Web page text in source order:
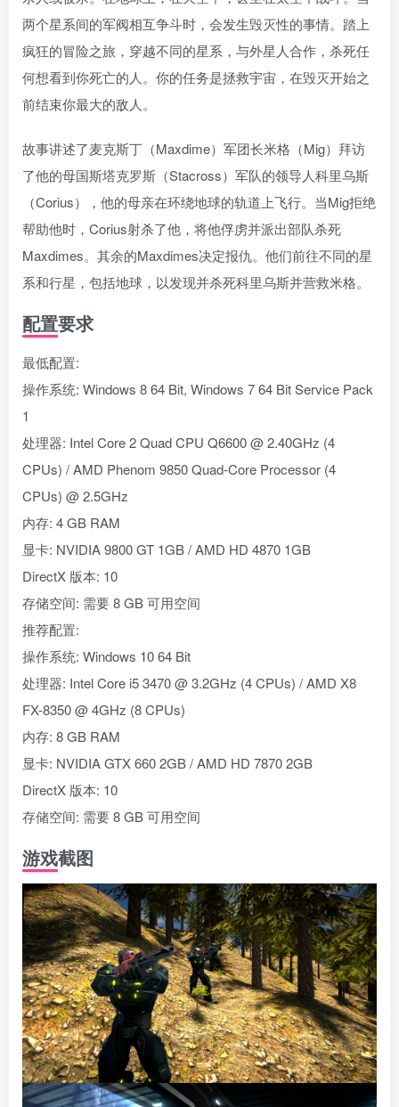
两个星系间的军阀相互争斗时，会发生毁灭性的事情。踏上
疯狂的冒险之旅，穿越不同的星系，与外星人合作，杀死任
何想看到你死亡的人。你的任务是拯救宇宙，在毁灭开始之
前结束你最大的敌人。
故事讲述了麦克斯丁（Maxdime）军团长米格（Mig）拜访
了他的母国斯塔克罗斯（Stacross）军队的领导人科里乌斯
（Corius），他的母亲在环绕地球的轨道上飞行。当Mig拒绝
帮助他时，Corius射杀了他，将他俘虏并派出部队杀死
Maxdimes。其余的Maxdimes决定报仇。他们前往不同的星
系和行星，包括地球，以发现并杀死科里乌斯并营救米格。
配置要求
最低配置:
操作系统: Windows 8 64 Bit, Windows 7 64 Bit Service Pack
1
处理器: Intel Core 2 Quad CPU Q6600 @ 2.40GHz (4
CPUs) / AMD Phenom 9850 Quad-Core Processor (4
CPUs) @ 2.5GHz
内存: 4 GB RAM
显卡: NVIDIA 9800 GT 1GB / AMD HD 4870 1GB
DirectX 版本: 10
存储空间: 需要 8 GB 可用空间
推荐配置:
操作系统: Windows 10 64 Bit
处理器: Intel Core i5 3470 @ 3.2GHz (4 CPUs) / AMD X8
FX-8350 @ 4GHz (8 CPUs)
内存: 8 GB RAM
显卡: NVIDIA GTX 660 2GB / AMD HD 7870 2GB
DirectX 版本: 10
存储空间: 需要 8 GB 可用空间
游戏截图